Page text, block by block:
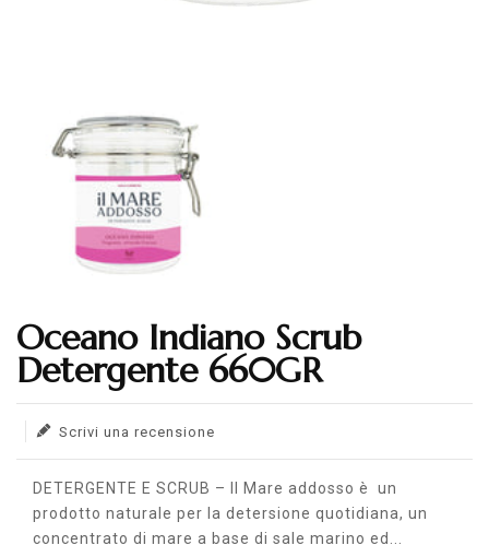
Oceano Indiano Scrub
Detergente 660GR
Scrivi una recensione
Translation missing: en.products.product.loader_label
DETERGENTE E SCRUB – ll Mare addosso è un
prodotto naturale per la detersione quotidiana, un
concentrato di mare a base di sale marino ed...